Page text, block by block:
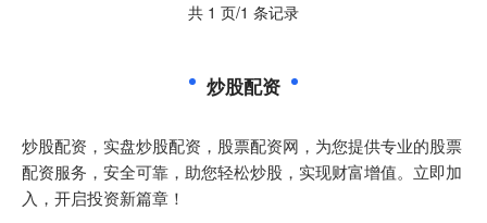
共 1 页/1 条记录
炒股配资
炒股配资，实盘炒股配资，股票配资网，为您提供专业的股票
配资服务，安全可靠，助您轻松炒股，实现财富增值。立即加
入，开启投资新篇章！